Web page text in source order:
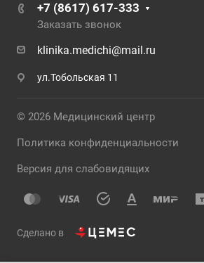
+7 (8617) 617-333
Заказать звонок
klinika.medichi@mail.ru
ул.Тобольская 11
© 2026 Медицинский центр
Политика конфиденциальности
Версия для слабовидящих
Сделано в